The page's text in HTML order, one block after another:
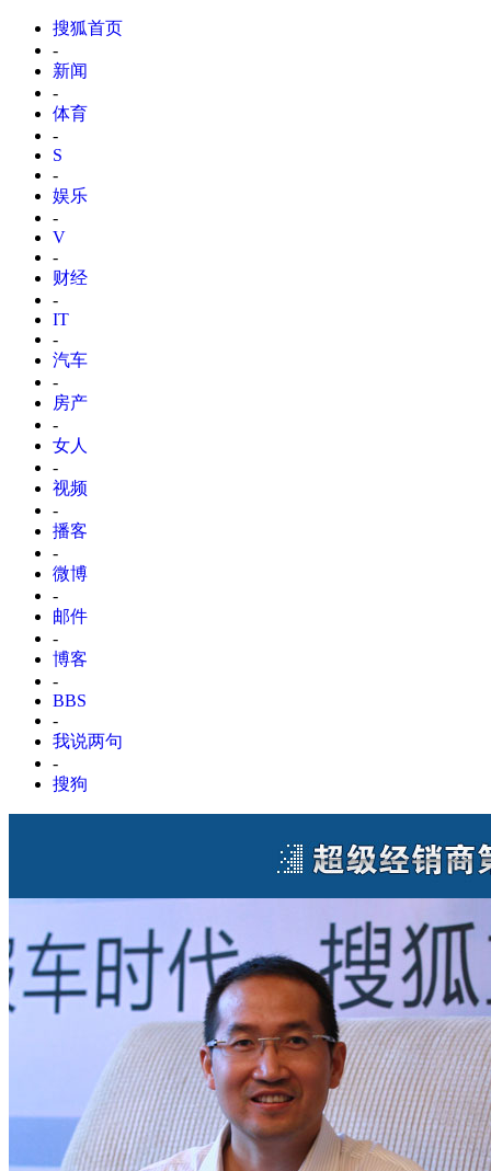
搜狐首页
-
新闻
-
体育
-
S
-
娱乐
-
V
-
财经
-
IT
-
汽车
-
房产
-
女人
-
视频
-
播客
-
微博
-
邮件
-
博客
-
BBS
-
我说两句
-
搜狗